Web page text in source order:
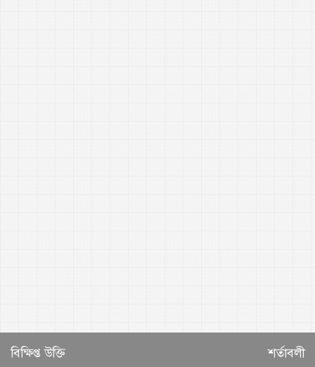
বিক্ষিপ্ত উক্তি শর্তাবলী